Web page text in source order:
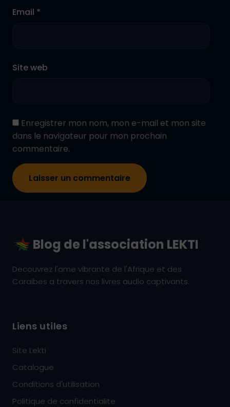
Email *
Site web
Enregistrer mon nom, mon e-mail et mon site
dans le navigateur pour mon prochain
commentaire.
Blog de l'association LEKTI
Decouvrez l'ame vibrante de l'Afrique et des
Caraibes a travers nos livres audio captivants.
Liens utiles
Site Lekti
Catalogue
Conditions d'utilisation
Politique de confidentialite